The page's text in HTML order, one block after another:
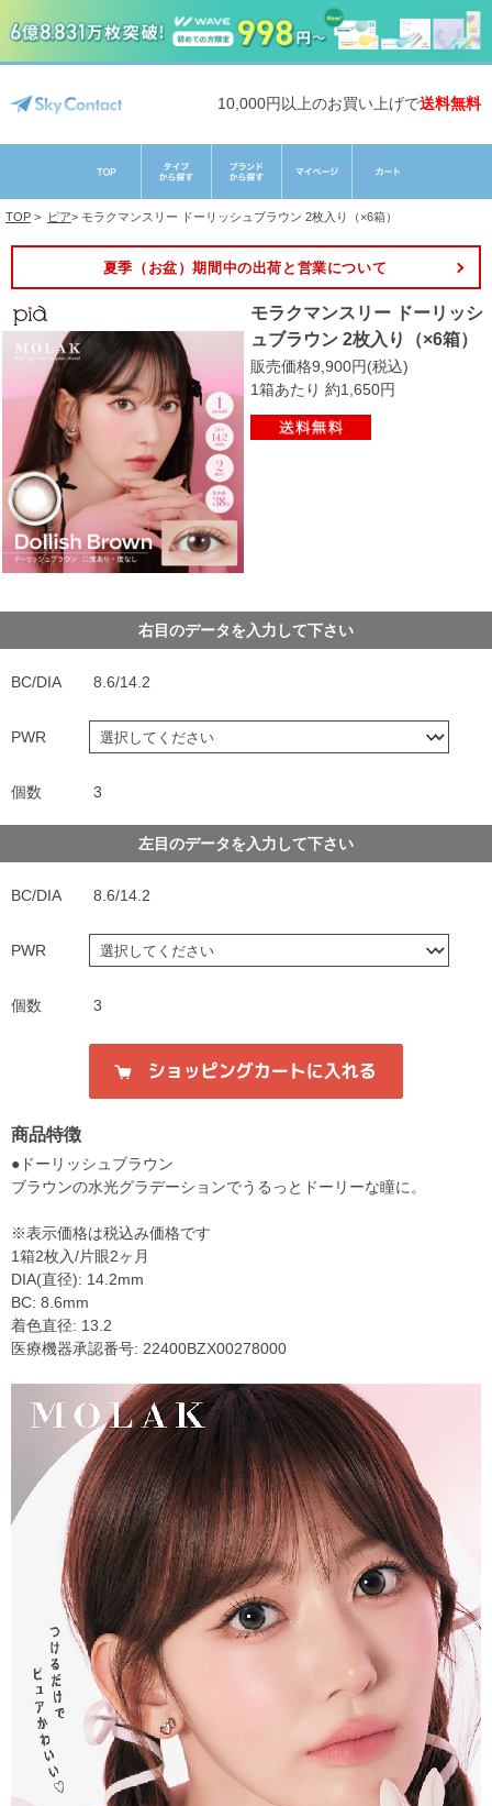
10,000円以上のお買い上げで送料無料
TOP > ピア> モラクマンスリー ドーリッシュブラウン 2枚入り（×6箱）
夏季（お盆）期間中の出荷と営業について
モラクマンスリー ドーリッシ
ュブラウン 2枚入り（×6箱）
販売価格9,900円(税込)
1箱あたり 約1,650円
右目のデータを入力して下さい
BC/DIA 8.6/14.2
PWR
個数 3
左目のデータを入力して下さい
BC/DIA 8.6/14.2
PWR
個数 3
商品特徴
●ドーリッシュブラウン
ブラウンの水光グラデーションでうるっとドーリーな瞳に。
※表示価格は税込み価格です
1箱2枚入/片眼2ヶ月
DIA(直径): 14.2mm
BC: 8.6mm
着色直径: 13.2
医療機器承認番号: 22400BZX00278000